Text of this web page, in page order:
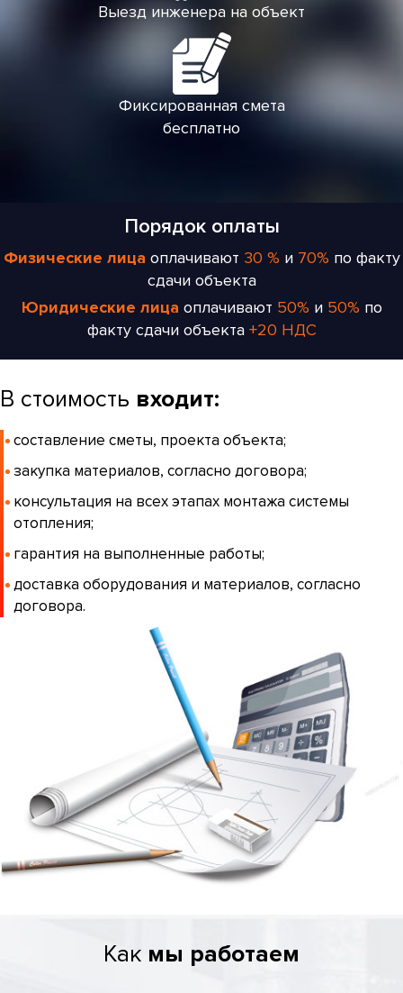
Выезд инженера на объект
Фиксированная смета
бесплатно
Порядок оплаты
Физические лица оплачивают 30 % и 70% по факту
сдачи объекта
Юридические лица оплачивают 50% и 50% по
факту сдачи объекта +20 НДС
В стоимость входит:
составление сметы, проекта объекта;
закупка материалов, согласно договора;
консультация на всех этапах монтажа системы
отопления;
гарантия на выполненные работы;
доставка оборудования и материалов, согласно
договора.
Как мы работаем